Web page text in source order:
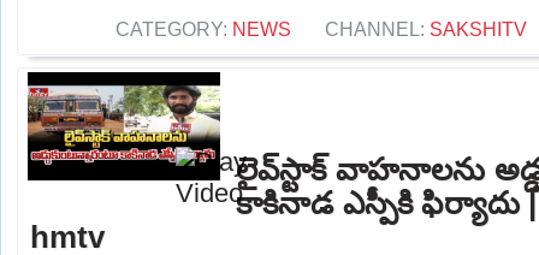
CATEGORY: NEWS CHANNEL: SAKSHITV
లైవ్‌స్టాక్ వాహనాలను
కాకినాడ ఎస్పీకి ఫిర్యాదు
hmtv